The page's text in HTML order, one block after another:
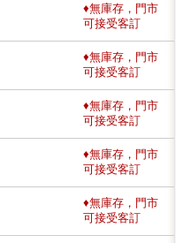
♦無庫存，門市
可接受客訂
♦無庫存，門市
可接受客訂
♦無庫存，門市
可接受客訂
♦無庫存，門市
可接受客訂
♦無庫存，門市
可接受客訂